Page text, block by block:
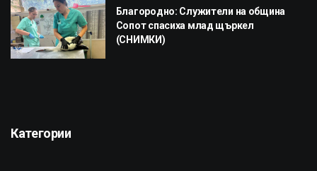
Благородно: Служители на община
Сопот спасиха млад щъркел
(СНИМКИ)
Категории